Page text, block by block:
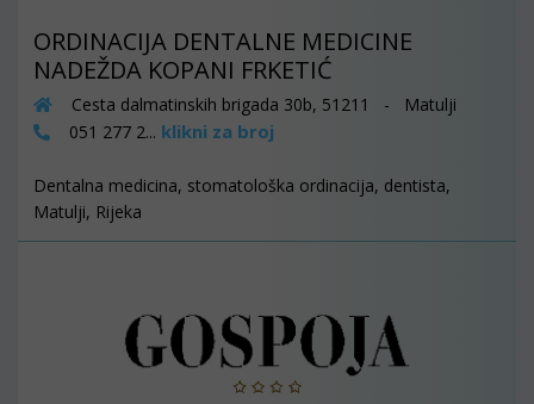
ORDINACIJA DENTALNE MEDICINE
NADEŽDA KOPANI FRKETIĆ
Cesta dalmatinskih brigada 30b, 51211 - Matulji
051 277 2... klikni za broj
Dentalna medicina, stomatološka ordinacija, dentista,
Matulji, Rijeka